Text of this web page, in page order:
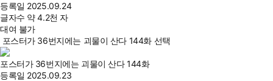
등록일 2025.09.24
글자수 약 4.2천 자
대여 불가
포스터가 36번지에는 괴물이 산다 144화 선택
포스터가 36번지에는 괴물이 산다 144화
등록일 2025.09.23